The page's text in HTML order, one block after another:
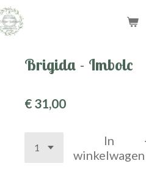
Brigida - Imbolc
€ 31,00
In
winkelwagen